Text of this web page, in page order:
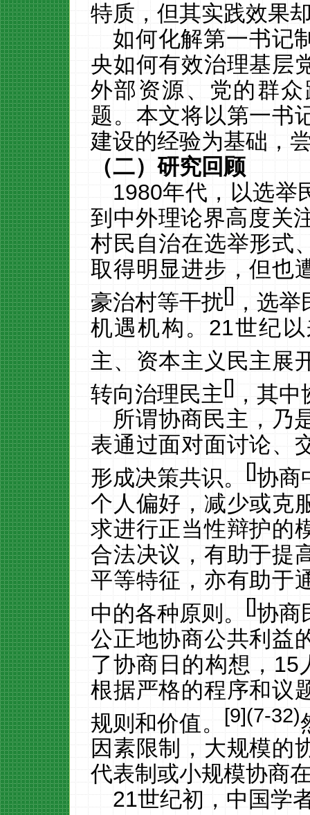
特质，但其实践效果
如何化解第一书记
央如何有效治理基层
外部资源、党的群
题。本文将以第一书
建设的经验为基础，
（二）研究回顾
1980年代，以选举
到中外理论界高度关
村民自治在选举形式
取得明显进步，但也
豪治村等干扰[]，选举
机遇机构。21世纪
主、资本主义民主展
转向治理民主[]，其中
所谓协商民主，乃
表通过面对面讨论、
形成决策共识。[]协商
个人偏好，减少或克
求进行正当性辩护的
合法决议，有助于提
平等特征，亦有助于
中的各种原则。[]协商
公正地协商公共利益
了协商日的构想，15
根据严格的程序和议
规则和价值。[9](7-32)
因素限制，大规模的
代表制或小规模协商
21世纪初，中国学